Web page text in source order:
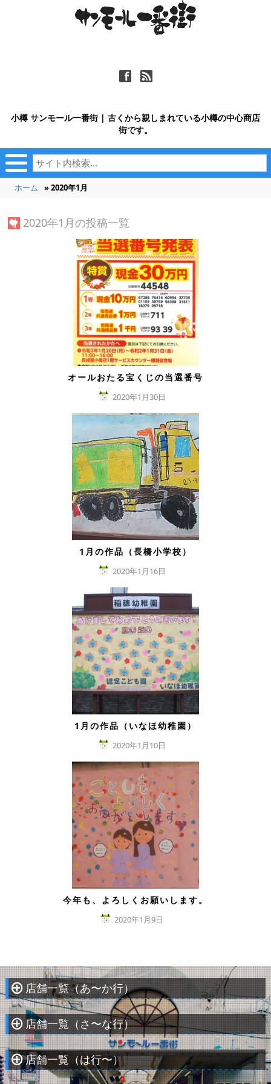
ä ñ
小樽 サンモール一番街 | 古くから親しまれている小樽の中心商店
街です。
ホーム » 2020年1月
2020年1月の投稿一覧
オールおたる宝くじの当選番号
2020年1月30日
1月の作品（長橋小学校）
2020年1月16日
1月の作品（いなほ幼稚園）
2020年1月10日
今年も、よろしくお願いします。
2020年1月9日
À 店舗一覧（あ〜か行）
À 店舗一覧（さ〜な行）
À 店舗一覧（は行〜）